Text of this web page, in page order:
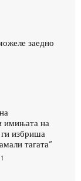
заедно
имињата на
ги избриша
тагата“